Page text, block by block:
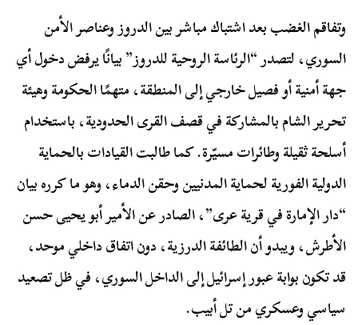
وتفاقم الغضب بعد اشتباك مباشر بين الدروز وعناصر الأمن
السوري، لتصدر “الرئاسة الروحية للدروز” بيانًا يرفض دخول أي
جهة أمنية أو فصيل خارجي إلى المنطقة، متهمًا الحكومة وهيئة
تحرير الشام بالمشاركة في قصف القرى الحدودية، باستخدام
أسلحة ثقيلة وطائرات مسيّرة. كما طالبت القيادات بالحماية
الدولية الفورية لحماية المدنيين وحقن الدماء، وهو ما كرره بيان
“دار الإمارة في قرية عرى”، الصادر عن الأمير أبو يحيى حسن
الأطرش، ويبدو أن الطائفة الدرزية، دون اتفاق داخلي موحد،
قد تكون بوابة عبور إسرائيل إلى الداخل السوري، في ظل تصعيد
سياسي وعسكري من تل أبيب.